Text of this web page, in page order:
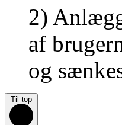
2)
af
og
Til top